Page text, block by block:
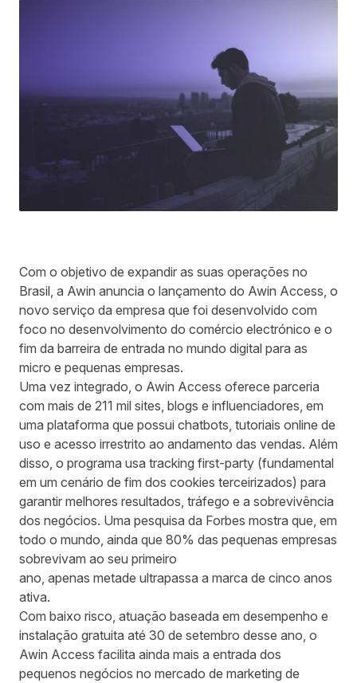
Com o objetivo de expandir as suas operações no
Brasil, a Awin anuncia o lançamento do Awin Access, o
novo serviço da empresa que foi desenvolvido com
foco no desenvolvimento do comércio electrónico e o
fim da barreira de entrada no mundo digital para as
micro e pequenas empresas.
Uma vez integrado, o Awin Access oferece parceria
com mais de 211 mil sites, blogs e influenciadores , em
uma plataforma que possui chatbots tutoriais online de
uso e acesso irrestrito ao andamento das vendas. Além
disso, o programa usa tracking first-party (fundamental
em um cenário de fim dos cookies terceirizados) para
garantir melhores resultados, tráfego e a sobrevivência
dos negócios. Uma pesquisa da Forbes mostra que, em
todo o mundo, ainda que 80% das pequenas empresas
sobrevivam ao seu primeiro
ano, apenas metade ultrapassa a marca de cinco anos
ativa.
Com baixo risco, atuação baseada em desempenho e
instalação gratuita até 30 de setembro desse ano , o
Awin Access facilita ainda mais a entrada dos
pequenos negócios no mercado de marketing de